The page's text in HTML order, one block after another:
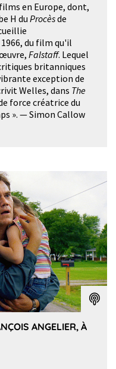
en Europe, dont,
H du Procèsde
du film qu'il
Falstaff. Lequel
britanniques
exception de
Welles, dans The
force créatrice du
». — Simon Callow
ANGELIER, À